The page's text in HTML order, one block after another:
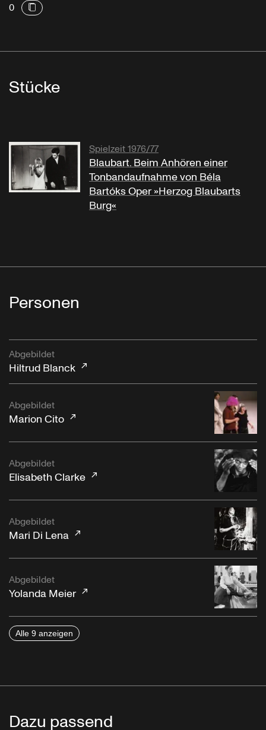
0
Stücke
Spielzeit 1976/77
Blaubart. Beim Anhören einer
Tonbandaufnahme von Béla
Bartóks Oper »Herzog Blaubarts
Burg«
Personen
Abgebildet
Hiltrud Blanck
Abgebildet
Marion Cito
Abgebildet
Elisabeth Clarke
Abgebildet
Mari Di Lena
Abgebildet
Yolanda Meier
Alle 9 anzeigen
Dazu passend